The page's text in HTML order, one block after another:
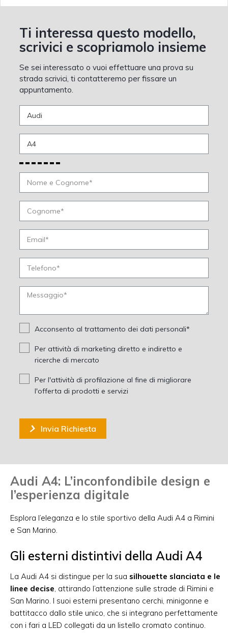
Ti interessa questo modello,
scrivici e scopriamolo insieme
Se sei interessato o vuoi effettuare una prova su
strada scrivici, ti contatteremo per fissare un
appuntamento.
Acconsento al trattamento dei dati personali*
Per attività di marketing diretto e indiretto e
ricerche di mercato
Per l'attività di profilazione al fine di migliorare
l'offerta di prodotti e servizi
Invia Richiesta
Audi A4: L’inconfondibile design e
l’esperienza digitale
Esplora l’eleganza e lo stile sportivo della Audi A4 a Rimini
e San Marino.
Gli esterni distintivi della Audi A4
La Audi A4 si distingue per la sua silhouette slanciata e le
linee decise, attirando l’attenzione sulle strade di Rimini e
San Marino. I suoi esterni presentano cerchi, minigonne e
battitacco dallo stile unico, che si integrano perfettamente
con i fari a LED collegati da un listello cromato continuo.